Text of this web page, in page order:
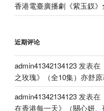
香港電臺廣播劇《紫玉釵》
近期评论
admin41342134123 发表在
之玫瑰》（全10集）亦舒
admin41342134123 发表在
在香港每一天》（關心妍